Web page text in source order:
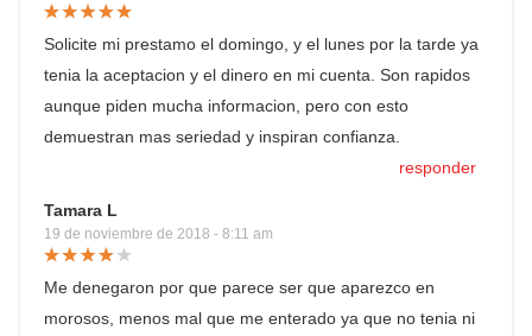
Solicite mi prestamo el domingo, y el lunes por la tarde ya
tenia la aceptacion y el dinero en mi cuenta. Son rapidos
aunque piden mucha informacion, pero con esto
demuestran mas seriedad y inspiran confianza.
responder
Tamara L
19 de noviembre de 2018 - 8:11 am
Me denegaron por que parece ser que aparezco en
morosos, menos mal que me enterado ya que no tenia ni